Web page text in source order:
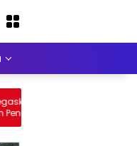
Pentingnya Sinergi
Hukum Demi
Limapuluh Kota